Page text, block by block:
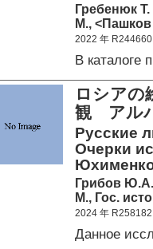
Гребенюк
М.,
2022 年 R244660
В каталоге
ロシア
観 アル
Русские
Очерки
Грибов Ю.А.
М., Гос.
2024 年 R258182
Данное